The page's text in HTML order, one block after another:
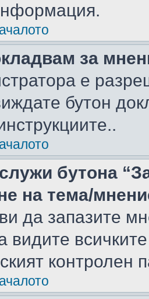
за
е
бутон
бутона
на тема/
да запазите
видите
контролен